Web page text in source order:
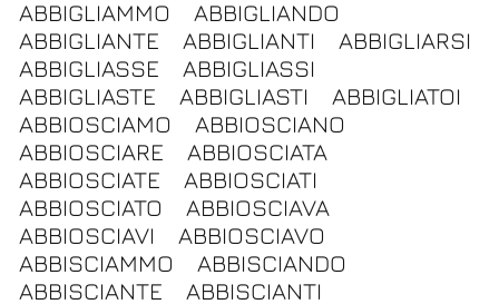
ABBIGLIAMMO
ABBIGLIANDO
ABBIGLIANTE
ABBIGLIANTI
ABBIGLIARSI
ABBIGLIASSE
ABBIGLIASSI
ABBIGLIASTE
ABBIGLIASTI
ABBIGLIATOI
ABBIOSCIAMO
ABBIOSCIANO
ABBIOSCIARE
ABBIOSCIATA
ABBIOSCIATE
ABBIOSCIATI
ABBIOSCIATO
ABBIOSCIAVA
ABBIOSCIAVI
ABBIOSCIAVO
ABBISCIAMMO
ABBISCIANDO
ABBISCIANTE
ABBISCIANTI